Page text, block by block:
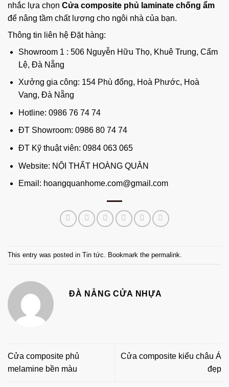
nhắc lựa chọn Cửa composite phủ laminate chống ẩm
để nâng tầm chất lượng cho ngôi nhà của bạn.
Thông tin liên hệ Đặt hàng:
Showroom 1 : 506 Nguyễn Hữu Thọ, Khuê Trung, Cẩm
Lệ, Đà Nẵng
Xưởng gia công: 154 Phù đổng, Hoà Phước, Hoà
Vang, Đà Nẵng
Hotline: 0986 76 74 74
ĐT Showroom: 0986 80 74 74
ĐT Kỹ thuật viên: 0984 063 065
Website: NỘI THẤT HOÀNG QUÂN
Email: hoangquanhome.com@gmail.com
This entry was posted in Tin tức . Bookmark the permalink
ĐÀ NẴNG CỬA NHỰA
Cửa composite phủ
melamine bền màu
Cửa composite kiểu châu Á
đẹp